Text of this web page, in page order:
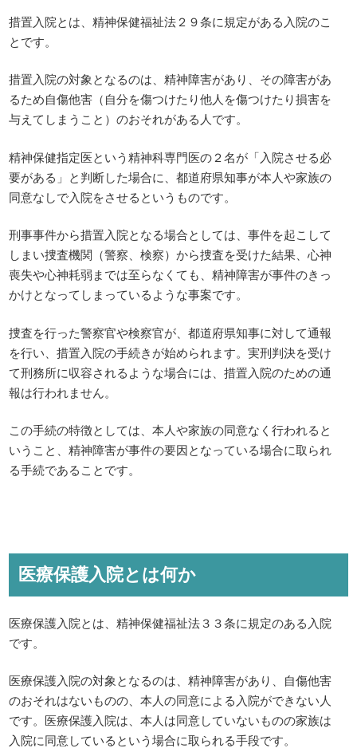
措置入院とは、精神保健福祉法２９条に規定がある入院のこ
とです。
措置入院の対象となるのは、精神障害があり、その障害があ
るため自傷他害（自分を傷つけたり他人を傷つけたり損害を
与えてしまうこと）のおそれがある人です。
精神保健指定医という精神科専門医の２名が「入院させる必
要がある」と判断した場合に、都道府県知事が本人や家族の
同意なしで入院をさせるというものです。
刑事事件から措置入院となる場合としては、事件を起こして
しまい捜査機関（警察、検察）から捜査を受けた結果、心神
喪失や心神耗弱までは至らなくても、精神障害が事件のきっ
かけとなってしまっているような事案です。
捜査を行った警察官や検察官が、都道府県知事に対して通報
を行い、措置入院の手続きが始められます。実刑判決を受け
て刑務所に収容されるような場合には、措置入院のための通
報は行われません。
この手続の特徴としては、本人や家族の同意なく行われると
いうこと、精神障害が事件の要因となっている場合に取られ
る手続であることです。
医療保護入院とは何か
医療保護入院とは、精神保健福祉法３３条に規定のある入院
です。
医療保護入院の対象となるのは、精神障害があり、自傷他害
のおそれはないものの、本人の同意による入院ができない人
です。医療保護入院は、本人は同意していないものの家族は
入院に同意しているという場合に取られる手段です。